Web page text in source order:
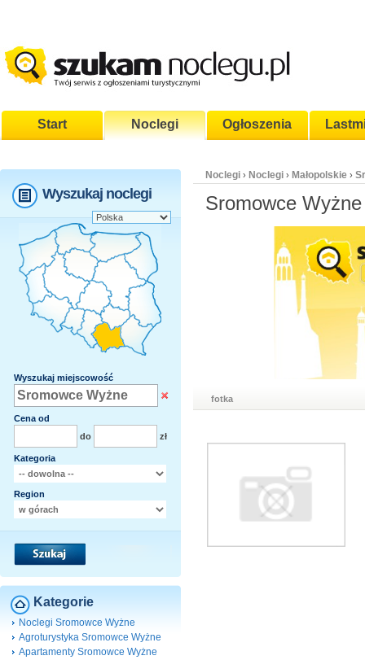
Start Noclegi Ogłoszenia
Wyszukaj noclegi
Wyszukaj miejscowość
Cena od
do
zł
Kategoria
Region
Kategorie
Noclegi Sromowce Wyżne
Agroturystyka Sromowce Wyżne
Apartamenty Sromowce Wyżne
Noclegi › Noclegi › Małopolskie ›
Sromowce
fotka